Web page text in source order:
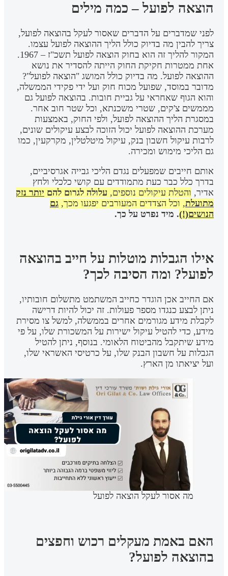
הוצאה לפועל – כמה מילים
לפני שמדברים על הדברים שאסור לעקל בהוצאה לפועל,
צריך להבין מה בדיוק כולל הליך ההוצאה לפועל עצמו.
המקור להליך זה הוא בחוק הוצאה לפועל תשכ"ז – 1967.
אחת ממטרות חקיקת החוק הייתה להסדיר את נושא
ההוצאה לפועל. מה בדיוק כולל המושג "הוצאה לפועל"?
מדובר במוסד, שפועל מכוח חוק ועל ידי פקידי הממשלה,
והוא הגוף שאחראי על גביית חובות. בהוצאה לפועל גם
מממשים צ'קים, שטרי משכנתא, וכל שטר חוב אחר.
במסגרת הליך ההוצאה לפועל, ולפי החוק, באמצעות
מערכת ההוצאה לפועל יכול הזוכה לבצע עיקולים שונים,
לרבות עיקול חשבון בנק, עיקול מיטלטלין, מקרקעין, כמו
גם הליכי מימוש ומכירה.
אותם חייבים שמפעלים נגדם הליכי גבייה אגרסיביים,
בדרך כלל כבר כעת מתמודדים עם קושי כלכלי ולחץ
אדיר, והטלת עיקולים נוספים, עלולה לגרום להם יותר נזק
מתועלת, וכל הצדדים המעורבים יפגעו מכך, גם
הנושים(!). מיד נפרט על כך.
אילו הגבלות מוטלות על חייב בהוצאה
לפועל? ומה הסיבה לכך?
אם החייב אכן הוגדר כחייב המשתמט מתשלום חובותיו,
ניתן לבצע כנגדו מספר פעולות. זה יכול להיות דרישה
לקבלת מידע מגורמים אחרים בממשלה, למשל צו מסירת
מידע, כדי להטיל עיקול ישירות על המשכורת שלו, על פי
מידע שיתקבל מהביטוח הלאומי. בנוסף, ניתן להטיל
הגבלות על חשבון הבנק שלו, על כרטיסי האשראי שלו,
ועל יציאתו מן הארץ.
מה אסור לעקל הוצאה לפועל
האם באמת מעקלים רכוש וחפצים
בהוצאה לפועל?